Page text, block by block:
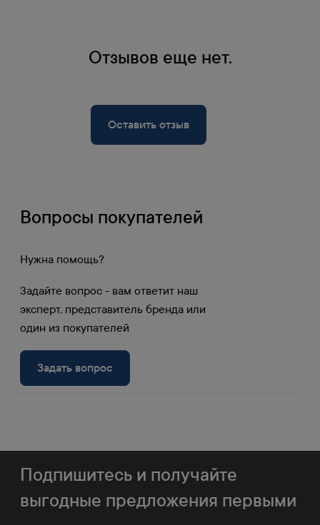
Оплата по счету
Счет формируется при оформлении заказа
на сайте
Накопительные и дополнительные скидки
приобретать продукцию на самых выгодных
Получите доступ к личному кабинету и
узнайте вашу скидку.
Войти в личный
Отзывов еще нет.
Оставить отзыв
Вопросы покупателей
Нужна помощь?
Задайте вопрос - вам ответит наш
эксперт, представитель бренда или
один из покупателей
Задать вопрос
Подпишитесь и получайте
выгодные предложения первыми